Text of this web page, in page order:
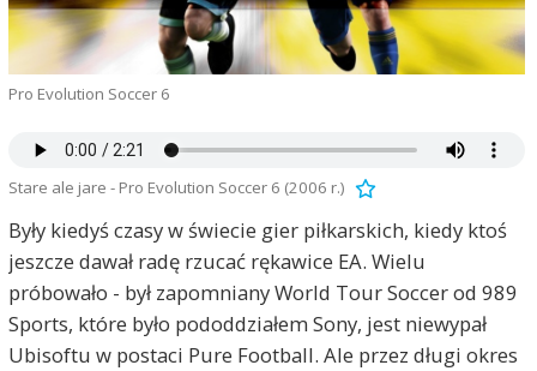
Pro Evolution Soccer 6
Stare ale jare - Pro Evolution Soccer 6 (2006 r.)
Były kiedyś czasy w świecie gier piłkarskich, kiedy ktoś
jeszcze dawał radę rzucać rękawice EA. Wielu
próbowało - był zapomniany World Tour Soccer od 989
Sports, które było pododdziałem Sony, jest niewypał
Ubisoftu w postaci Pure Football. Ale przez długi okres